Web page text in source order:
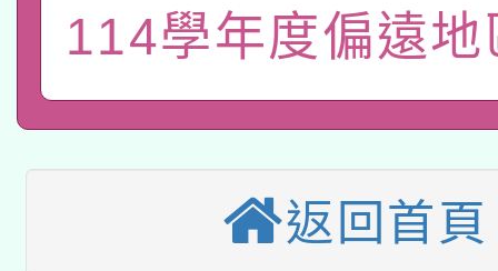
業技術研究院辦理「
用水績優單位及節水達
115年8月22日(星期六
本校115學年度第2次
招甄選結果公告(無人
適應運動共學行動站研
本館辦理115年度閱讀
114學年度偏遠
返回首頁